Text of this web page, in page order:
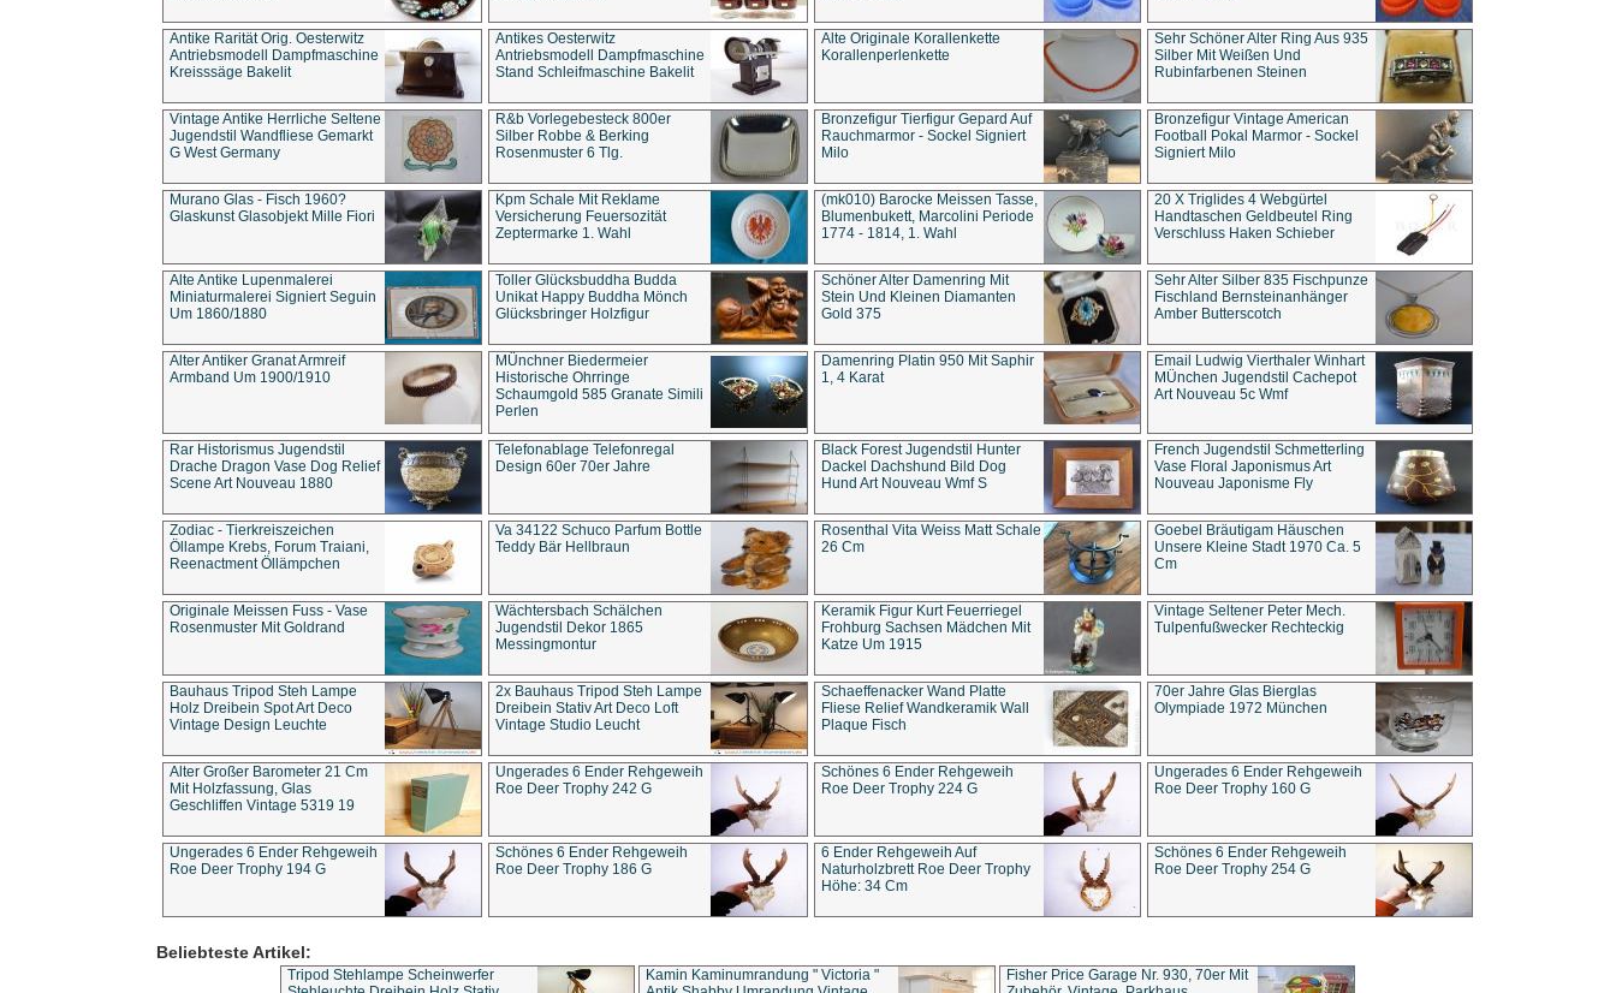
Antike Rarität Orig. Oesterwitz
Antriebsmodell Dampfmaschine
Kreisssäge Bakelit
Antikes Oesterwitz
Antriebsmodell Dampfmaschine
Stand Schleifmaschine Bakelit
Alte Originale Korallenkette
Korallenperlenkette
Sehr Schöner Alter Ring Aus 935
Silber Mit Weißen Und
Rubinfarbenen Steinen
Vintage Antike Herrliche Seltene
Jugendstil Wandfliese Gemarkt
G West Germany
R&b Vorlegebesteck 800er
Silber Robbe & Berking
Rosenmuster 6 Tlg.
Bronzefigur Tierfigur Gepard Auf
Rauchmarmor - Sockel Signiert
Milo
Bronzefigur Vintage American
Football Pokal Marmor - Sockel
Signiert Milo
Murano Glas - Fisch 1960?
Glaskunst Glasobjekt Mille Fiori
Kpm Schale Mit Reklame
Versicherung Feuersozität
Zeptermarke 1. Wahl
(mk010) Barocke Meissen Tasse,
Blumenbukett, Marcolini Periode
1774 - 1814, 1. Wahl
20 X Triglides 4 Webgürtel
Handtaschen Geldbeutel Ring
Verschluss Haken Schieber
Alte Antike Lupenmalerei
Miniaturmalerei Signiert Seguin
Um 1860/1880
Toller Glücksbuddha Budda
Unikat Happy Buddha Mönch
Glücksbringer Holzfigur
Schöner Alter Damenring Mit
Stein Und Kleinen Diamanten
Gold 375
Sehr Alter Silber 835 Fischpunze
Fischland Bernsteinanhänger
Amber Butterscotch
Alter Antiker Granat Armreif
Armband Um 1900/1910
MÜnchner Biedermeier
Historische Ohrringe
Schaumgold 585 Granate Simili
Perlen
Damenring Platin 950 Mit Saphir
1, 4 Karat
Email Ludwig Vierthaler Winhart
MÜnchen Jugendstil Cachepot
Art Nouveau 5c Wmf
Rar Historismus Jugendstil
Drache Dragon Vase Dog Relief
Scene Art Nouveau 1880
Telefonablage Telefonregal
Design 60er 70er Jahre
Black Forest Jugendstil Hunter
Dackel Dachshund Bild Dog
Hund Art Nouveau Wmf S
French Jugendstil Schmetterling
Vase Floral Japonismus Art
Nouveau Japonisme Fly
Zodiac - Tierkreiszeichen
Öllampe Krebs, Forum Traiani,
Reenactment Öllämpchen
Va 34122 Schuco Parfum Bottle
Teddy Bär Hellbraun
Rosenthal Vita Weiss Matt Schale
26 Cm
Goebel Bräutigam Häuschen
Unsere Kleine Stadt 1970 Ca. 5
Cm
Originale Meissen Fuss - Vase
Rosenmuster Mit Goldrand
Wächtersbach Schälchen
Jugendstil Dekor 1865
Messingmontur
Keramik Figur Kurt Feuerriegel
Frohburg Sachsen Mädchen Mit
Katze Um 1915
Vintage Seltener Peter Mech.
Tulpenfußwecker Rechteckig
Bauhaus Tripod Steh Lampe
Holz Dreibein Spot Art Deco
Vintage Design Leuchte
2x Bauhaus Tripod Steh Lampe
Dreibein Stativ Art Deco Loft
Vintage Studio Leucht
Schaeffenacker Wand Platte
Fliese Relief Wandkeramik Wall
Plaque Fisch
70er Jahre Glas Bierglas
Olympiade 1972 München
Alter Großer Barometer 21 Cm
Mit Holzfassung, Glas
Geschliffen Vintage 5319 19
Ungerades 6 Ender Rehgeweih
Roe Deer Trophy 242 G
Schönes 6 Ender Rehgeweih
Roe Deer Trophy 224 G
Ungerades 6 Ender Rehgeweih
Roe Deer Trophy 160 G
Ungerades 6 Ender Rehgeweih
Roe Deer Trophy 194 G
Schönes 6 Ender Rehgeweih
Roe Deer Trophy 186 G
6 Ender Rehgeweih Auf
Naturholzbrett Roe Deer Trophy
Höhe: 34 Cm
Schönes 6 Ender Rehgeweih
Roe Deer Trophy 254 G
Beliebteste Artikel:
Tripod Stehlampe Scheinwerfer
Kamin Kaminumrandung " Victoria "
Fisher Price Garage Nr. 930, 70er Mit